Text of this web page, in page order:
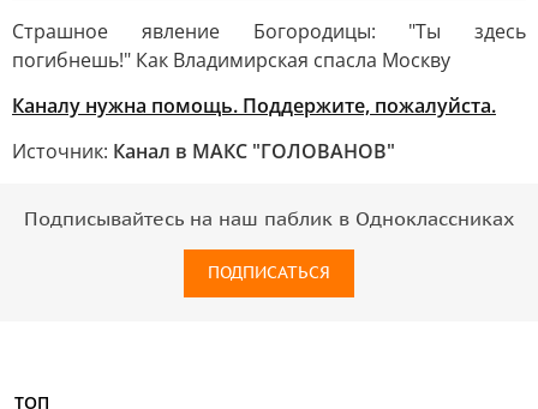
Страшное явление Богородицы: "Ты здесь
погибнешь!" Как Владимирская спасла Москву
Каналу нужна помощь. Поддержите, пожалуйста.
Источник: Канал в МАКС "ГОЛОВАНОВ"
Подписывайтесь на наш паблик в Одноклассниках
ПОДПИСАТЬСЯ
ТОП